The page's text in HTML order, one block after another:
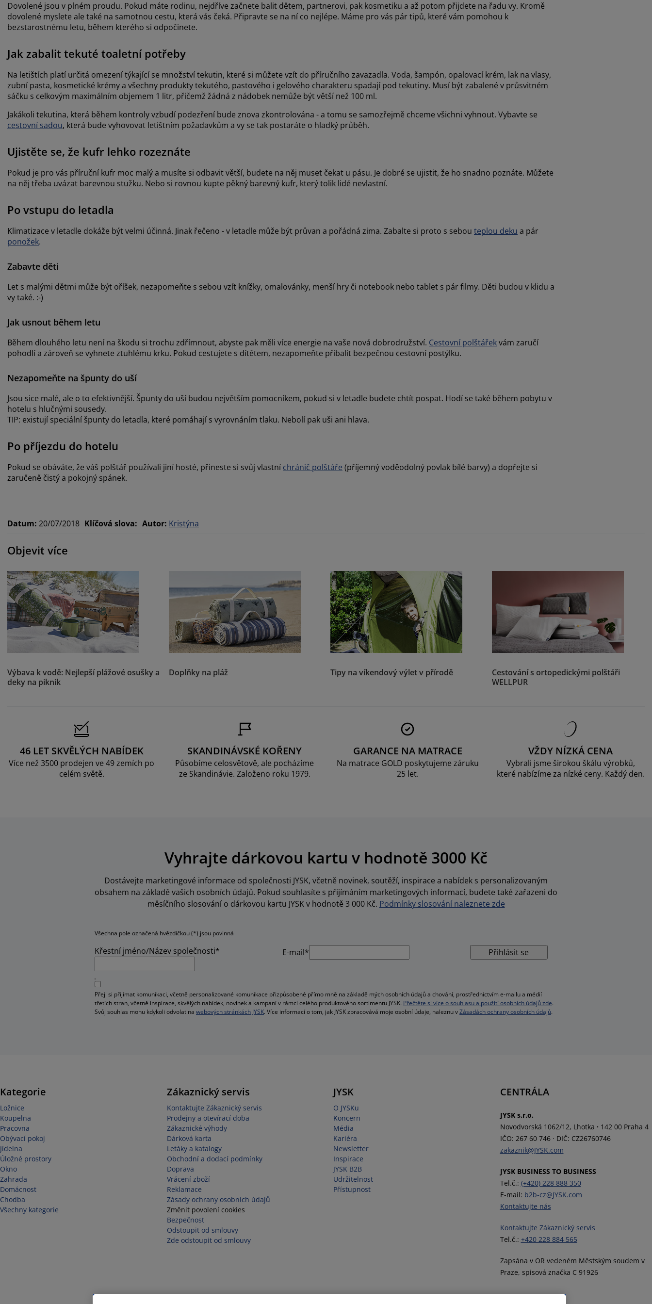
Dovolené jsou v plném proudu. Pokud máte rodinu, nejdříve začnete balit dětem, partnerovi, pak kosmetiku a až potom přijdete na řadu vy. Kromě
dovolené myslete ale také na samotnou cestu, která vás čeká. Připravte se na ní co nejlépe. Máme pro vás pár tipů, které vám pomohou k
bezstarostnému letu, během kterého si odpočinete.
Jak zabalit tekuté toaletní potřeby
Na letištích platí určitá omezení týkající se množství tekutin, které si můžete vzít do příručního zavazadla. Voda, šampón, opalovací krém, lak na vlasy,
zubní pasta, kosmetické krémy a všechny produkty tekutého, pastového i gelového charakteru spadají pod tekutiny. Musí být zabalené v průsvitném
sáčku s celkovým maximálním objemem 1 litr, přičemž žádná z nádobek nemůže být větší než 100 ml.
Jakákoli tekutina, která během kontroly vzbudí podezření bude znova zkontrolována - a tomu se samozřejmě chceme všichni vyhnout. Vybavte se
cestovní sadou, která bude vyhovovat letištním požadavkům a vy se tak postaráte o hladký průběh.
Ujistěte se, že kufr lehko rozeznáte
Pokud je pro vás příruční kufr moc malý a musíte si odbavit větší, budete na něj muset čekat u pásu. Je dobré se ujistit, že ho snadno poznáte. Můžete
na něj třeba uvázat barevnou stužku. Nebo si rovnou kupte pěkný barevný kufr, který tolik lidé nevlastní.
Po vstupu do letadla
Klimatizace v letadle dokáže být velmi účinná. Jinak řečeno - v letadle může být průvan a pořádná zima. Zabalte si proto s sebou teplou deku a pár
ponožek.
Zabavte děti
Let s malými dětmi může být oříšek, nezapomeňte s sebou vzít knížky, omalovánky, menší hry či notebook nebo tablet s pár filmy. Děti budou v klidu a
vy také. :-)
Jak usnout během letu
Během dlouhého letu není na škodu si trochu zdřímnout, abyste pak měli více energie na vaše nová dobrodružství. Cestovní polštářekvám zaručí
pohodlí a zároveň se vyhnete ztuhlému krku. Pokud cestujete s dítětem, nezapomeňte přibalit bezpečnou cestovní postýlku.
Nezapomeňte na špunty do uší
Jsou sice malé, ale o to efektivnější. Špunty do uší budou největším pomocníkem, pokud si v letadle budete chtít pospat. Hodí se také během pobytu v
hotelu s hlučnými sousedy.
TIP: existují speciální špunty do letadla, které pomáhají s vyrovnáním tlaku. Nebolí pak uši ani hlava.
Po příjezdu do hotelu
Pokud se obáváte, že váš polštář používali jiní hosté, přineste si svůj vlastní chránič polštáře (příjemný voděodolný povlak bílé barvy) a dopřejte si
zaručeně čistý a pokojný spánek.
Datum: 20/07/2018 Klíčová slova: Autor: Kristýna
Objevit více
Výbava k vodě: Nejlepší plážové osušky a
deky na piknik
Doplňky na pláž Tipy na víkendový výlet v přírodě
Cestování s ortopedickými polštáři
WELLPUR
46 LET SKVĚLÝCH NABÍDEK
Více než 3500 prodejen ve 49 zemích po
celém světě.
SKANDINÁVSKÉ KOŘENY
Působíme celosvětově, ale pocházíme
ze Skandinávie. Založeno roku 1979.
GARANCE NA MATRACE
Na matrace GOLD poskytujeme záruku
25 let.
VŽDY NÍZKÁ CENA
Vybrali jsme širokou škálu výrobků,
které nabízíme za nízké ceny. Každý den.
Vyhrajte dárkovou kartu v hodnotě 3000 Kč
Dostávejte marketingové informace od společnosti JYSK, včetně novinek, soutěží, inspirace a nabídek s personalizovaným
obsahem na základě vašich osobních údajů. Pokud souhlasíte s přijímáním marketingových informací, budete také zařazeni do
měsíčního slosování o dárkovou kartu JYSK v hodnotě 3 000 Kč. Podmínky slosování naleznete zde
Všechna pole označená hvězdičkou (*) jsou povinná
Křestní jméno/Název společnosti* E-mail* Přihlásit se
Přeji si přijímat komunikaci, včetně personalizované komunikace přizpůsobené přímo mně na základě mých osobních údajů a chování, prostřednictvím e-mailu a médií
třetích stran, včetně inspirace, skvělých nabídek, novinek a kampaní v rámci celého produktového sortimentu JYSK. Přečtěte si více o souhlasu a použití osobních údajů zde.
Svůj souhlas mohu kdykoli odvolat na webových stránkách JYSK. Více informací o tom, jak JYSK zpracovává moje osobní údaje, naleznu vZásadách ochrany osobních údajů.
Kategorie
Ložnice
Koupelna
Pracovna
Obývací pokoj
Jídelna
Úložné prostory
Okno
Zahrada
Domácnost
Chodba
Všechny kategorie
Zákaznický servis
Kontaktujte Zákaznický servis
Prodejny a otevírací doba
Zákaznické výhody
Dárková karta
Letáky a katalogy
Obchodní a dodací podmínky
Doprava
Vrácení zboží
Reklamace
Zásady ochrany osobních údajů
Změnit povolení cookies
Bezpečnost
Odstoupit od smlouvy
Zde odstoupit od smlouvy
JYSK
O JYSKu
Koncern
Média
Kariéra
Newsletter
Inspirace
JYSK B2B
Udržitelnost
Přístupnost
CENTRÁLA
JYSK s.r.o.
Novodvorská 1062/12, Lhotka · 142 00 Praha 4
IČO: 267 60 746 · DIČ: CZ26760746
zakaznik@JYSK.com
JYSK BUSINESS TO BUSINESS
Tel.č.: (+420) 228 888 350
E-mail: b2b-cz@JYSK.com
Kontaktujte nás
Kontaktujte Zákaznický servis
Tel.č.: +420 228 884 565
Zapsána v OR vedeném Městským soudem v
Praze, spisová značka C 91926